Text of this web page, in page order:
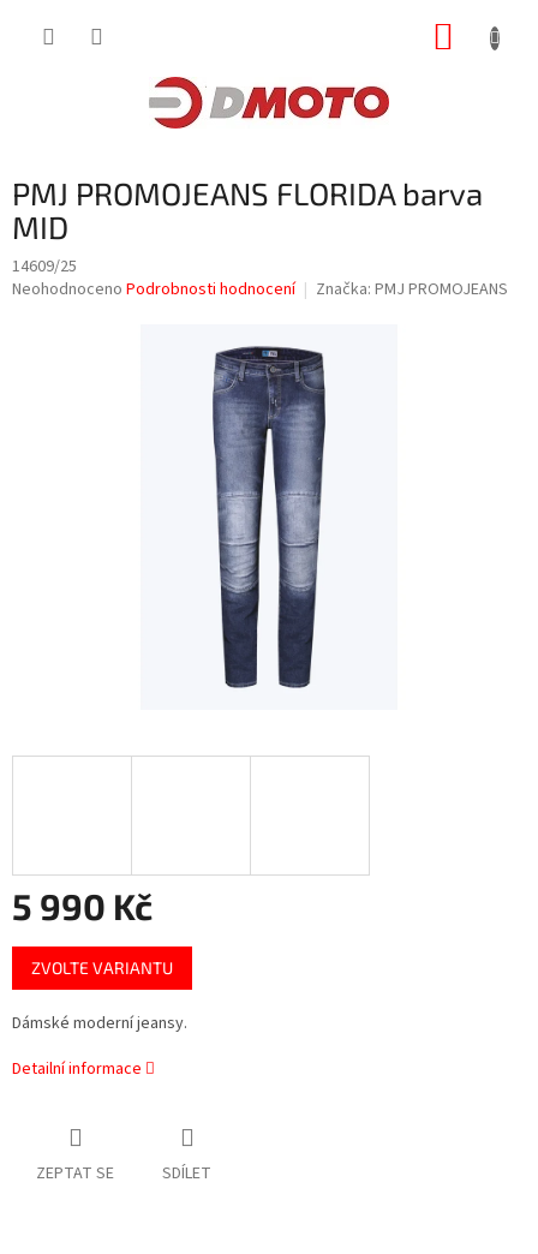
PMJ PROMOJEANS FLORIDA barva
MID
14609/25
Průměrné
Neohodnoceno Podrobnosti hodnocení Značka: PMJ PROMOJEANS
5 990 Kč
Měrná
cena:
ZVOLTE VARIANTU
Dámské moderní jeansy.
Detailní informace
ZEPTAT SE SDÍLET